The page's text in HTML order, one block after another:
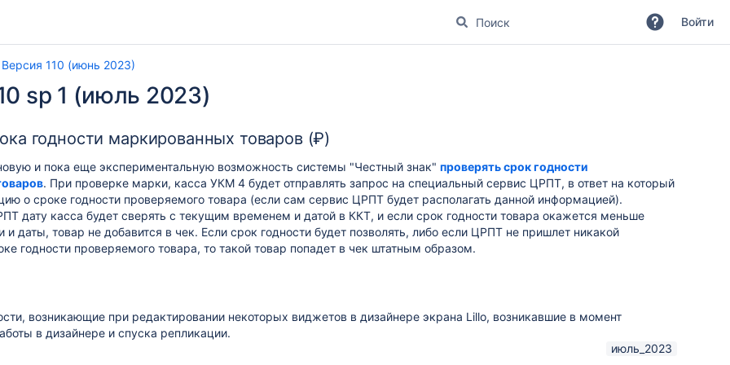
Войти
Версия 110 (июнь 2023)
sp 1 (июль 2023)
годности маркированных товаров (₽)
и пока еще экспериментальную возможность системы "Честный знак" проверять срок годности
. При проверке марки, касса УКМ 4 будет отправлять запрос на специальный сервис ЦРПТ, в ответ на который
о сроке годности проверяемого товара (если сам сервис ЦРПТ будет располагать данной информацией).
дату касса будет сверять с текущим временем и датой в ККТ, и если срок годности товара окажется меньше
и даты, товар не добавится в чек. Если срок годности будет позволять, либо если ЦРПТ не пришлет никакой
годности проверяемого товара, то такой товар попадет в чек штатным образом.
возникающие при редактировании некоторых виджетов в дизайнере экрана Lillo, возникавшие в момент
в дизайнере и спуска репликации.
июль_2023